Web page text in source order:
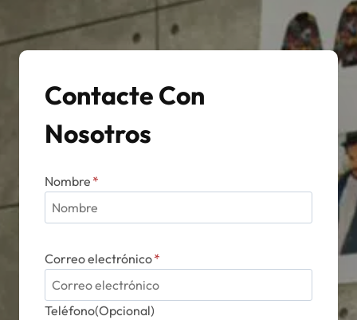
Contacte Con
Nosotros
Nombre *
Correo electrónico*
Teléfono(Opcional)